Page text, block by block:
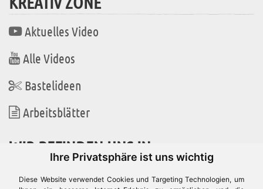
Ihre Privatsphäre ist uns wichtig
Diese Website verwendet Cookies und Targeting Technologien, um
Aktuelles Video
Alle Videos
Bastelideen
Arbeitsblätter
WIR BEFINDEN UNS IN